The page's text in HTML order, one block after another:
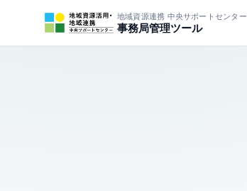
地域資源連携 中央サポートセンター
事務局管理ツール